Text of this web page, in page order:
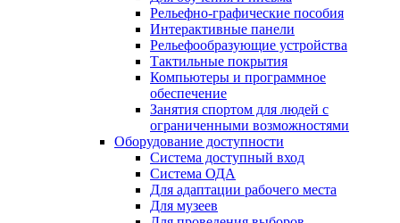
Рельефно-графические пособия
Интерактивные панели
Рельефообразующие устройства
Тактильные покрытия
Компьютеры и программное
обеспечение
Занятия спортом для людей с
ограниченными возможностями
Оборудование доступности
Система доступный вход
Система ОДА
Для адаптации рабочего места
Для музеев